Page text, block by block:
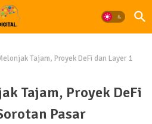
Tajam, Proyek DeFi dan Layer 1
Tajam, Proyek DeFi
Pasar